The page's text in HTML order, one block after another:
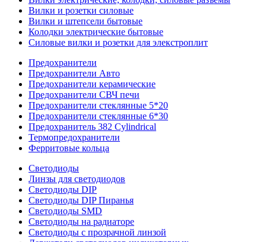
Вилки и розетки силовые
Вилки и штепсели бытовые
Колодки электрические бытовые
Силовые вилки и розетки для элекстроплит
Предохранители
Предохранители Авто
Предохранители керамические
Предохранители СВЧ печи
Предохранители стеклянные 5*20
Предохранители стеклянные 6*30
Предохранитель 382 Cylindrical
Термопредохранители
Ферритовые кольца
Светодиоды
Линзы для светодиодов
Светодиоды DIP
Светодиоды DIP Пиранья
Светодиоды SMD
Светодиоды на радиаторе
Светодиоды с прозрачной линзой